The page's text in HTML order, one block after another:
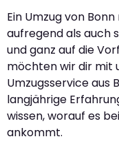
Ein Umzug von
aufregend als auch
und ganz auf die
möchten wir dir mit
Umzugsservice aus
langjährige
wissen, worauf es
ankommt.